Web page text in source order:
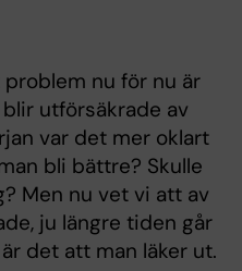
nu för nu är
utförsäkrade av
var det mer oklart
bli bättre? Skulle
Men nu vet vi att av
ju längre tiden går
det att man läker ut.